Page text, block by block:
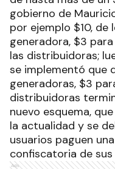
gobierno de
por ejemplo $10, de
generadora, $3
las distribuidoras;
se implementó que
generadoras, $3
distribuidoras
nuevo esquema,
la actualidad y se
usuarios paguen
confiscatoria de sus
Ads